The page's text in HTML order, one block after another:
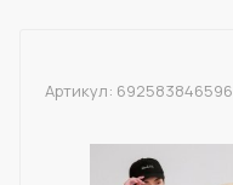
Артикул: 692583846596